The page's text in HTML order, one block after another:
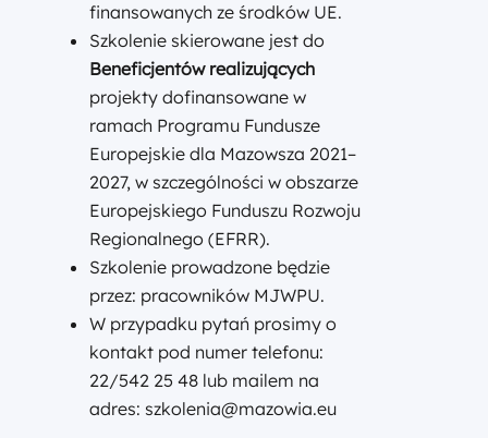
finansowanych ze środków UE.
Szkolenie skierowane jest do
Beneficjentów realizujących
projekty dofinansowane w
ramach Programu Fundusze
Europejskie dla Mazowsza 2021–
2027, w szczególności w obszarze
Europejskiego Funduszu Rozwoju
Regionalnego (EFRR).
Szkolenie prowadzone będzie
przez: pracowników MJWPU.
W przypadku pytań prosimy o
kontakt pod numer telefonu:
22/542 25 48 lub mailem na
adres: szkolenia@mazowia.eu